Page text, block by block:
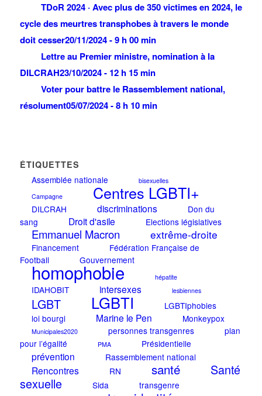
TDoR 2024 · Avec plus de 350 victimes en 2024, le
cycle des meurtres transphobes à travers le monde
doit cesser20/11/2024 - 9 h 00 min
Lettre au Premier ministre, nomination à la
DILCRAH23/10/2024 - 12 h 15 min
Voter pour battre le Rassemblement national,
résolument05/07/2024 - 8 h 10 min
ÉTIQUETTES
Assemblée nationale
bisexuelles
Campagne
Centres LGBTI+
DILCRAH discriminations
Don du
sang
Droit d'asile Elections législatives
Emmanuel Macron extrême-droite
Financement
Fédération Française de
Football
Gouvernement
homophobie hépatite
IDAHOBIT intersexes lesbiennes
LGBT LGBTI
LGBTIphobies
loi bourgi
Marine le Pen Monkeypox
Municipales2020 personnes transgenres
plan
pour l’égalité
PMA Présidentielle
prévention Rassemblement national
Rencontres RN santé
Santé
sexuelle
Sida
transgenre